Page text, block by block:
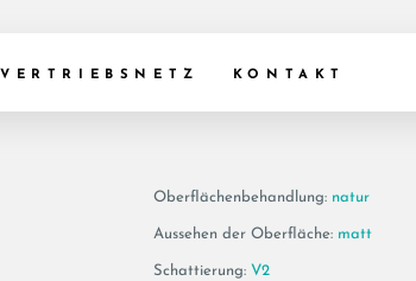
VERTRIEBSNETZ KONTAKT
Oberflächenbehandlung: natur
Aussehen der Oberfläche: matt
Schattierung: V2